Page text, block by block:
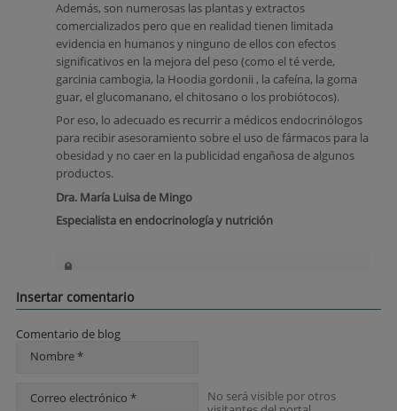
Además, son numerosas las plantas y extractos
comercializados pero que en realidad tienen limitada
evidencia en humanos y ninguno de ellos con efectos
significativos en la mejora del peso (como el té verde,
garcinia cambogia, la Hoodia gordonii , la cafeína, la goma
guar, el glucomanano, el chitosano o los probiótocos).
Por eso, lo adecuado es recurrir a médicos endocrinólogos
para recibir asesoramiento sobre el uso de fármacos para la
obesidad y no caer en la publicidad engañosa de algunos
productos.
Dra. María Luisa de Mingo
Especialista en endocrinología y nutrición
Insertar comentario
Comentario de blog
Nombre *
Correo electrónico *
No será visible por otros